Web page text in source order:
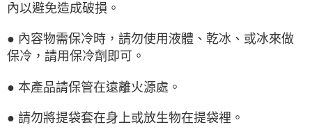
內以避免造成破損。
● 內容物需保冷時，請勿使用液體、乾冰、或冰來做
保冷，請用保冷劑即可。
● 本產品請保管在遠離火源處。
● 請勿將提袋套在身上或放生物在提袋裡。